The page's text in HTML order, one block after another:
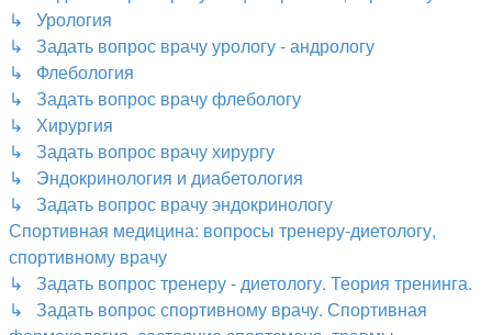
↳ Урология
↳ Задать вопрос врачу урологу - андрологу
↳ Флебология
↳ Задать вопрос врачу флебологу
↳ Хирургия
↳ Задать вопрос врачу хирургу
↳ Эндокринология и диабетология
↳ Задать вопрос врачу эндокринологу
Спортивная медицина: вопросы тренеру-диетологу,
спортивному врачу
↳ Задать вопрос тренеру - диетологу. Теория тренинга.
↳ Задать вопрос спортивному врачу. Спортивная